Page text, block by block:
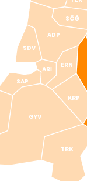
SDV
SÖĞ
ERN
ARİ
SAP
GYV
TRK
KRP
ADP